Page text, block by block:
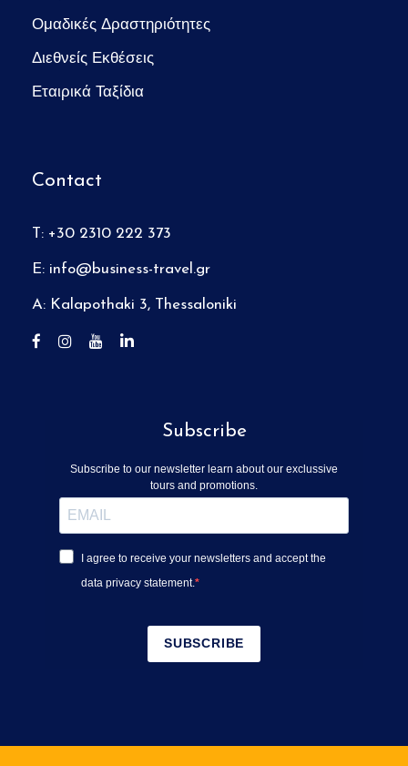
Ομαδικές Δραστηριότητες
Διεθνείς Εκθέσεις
Εταιρικά Ταξίδια
Contact
T: +30 2310 222 373
E: info@business-travel.gr
A: Kalapothaki 3, Thessaloniki
Subscribe
Subscribe to our newsletter learn about our exclussive
tours and promotions.
I agree to receive your newsletters and accept the
data privacy statement.
SUBSCRIBE